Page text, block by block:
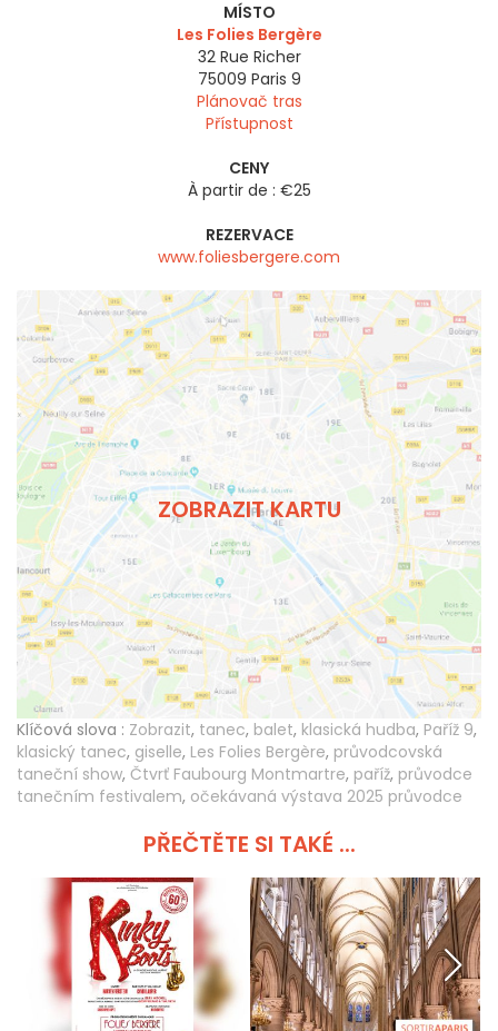
MÍSTO
Les Folies Bergère
32 Rue Richer
75009 Paris 9
Plánovač tras
Přístupnost
CENY
À partir de : €25
REZERVACE
www.foliesbergere.com
ZOBRAZIT KARTU
Klíčová slova : Zobrazit, tanec, balet, klasická hudba, Paříž 9,
klasický tanec, giselle, Les Folies Bergère, průvodcovská
taneční show, Čtvrť Faubourg Montmartre, paříž, průvodce
tanečním festivalem, očekávaná výstava 2025 průvodce
PŘEČTĚTE SI TAKÉ ...